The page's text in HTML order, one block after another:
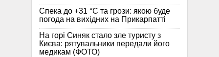
Спека до +31 °C та грози: якою буде
погода на вихідних на Прикарпатті
На горі Синяк стало зле туристу з
Києва: рятувальники передали його
медикам (ФОТО)